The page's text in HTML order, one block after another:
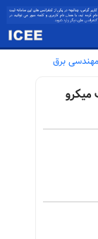
برق
میکرو